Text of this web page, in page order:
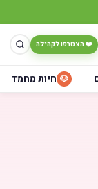
❤️ הצטרפו לקהילה
🐶 חיות מחמד